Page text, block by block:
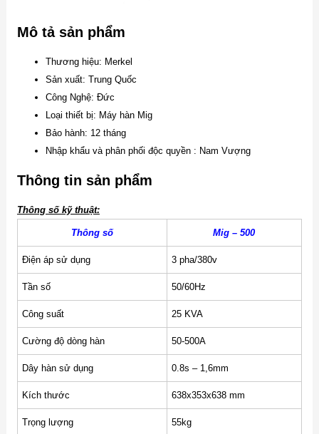
Mô tả sản phẩm
Thương hiệu: Merkel
Sản xuất: Trung Quốc
Công Nghệ: Đức
Loại thiết bị: Máy hàn Mig
Bảo hành: 12 tháng
Nhập khẩu và phân phối độc quyền : Nam Vượng
Thông tin sản phẩm
Thông số kỹ thuật:
Thông số Mig – 500
Điện áp sử dụng 3 pha/380v
Tần số 50/60Hz
Công suất 25 KVA
Cường độ dòng hàn 50-500A
Dây hàn sử dụng 0.8s – 1,6mm
Kích thước 638x353x638 mm
Trọng lượng 55kg